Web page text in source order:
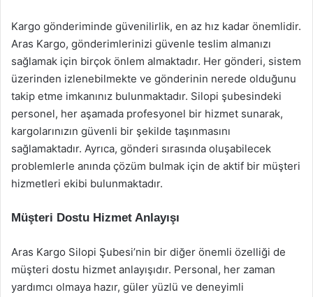
Kargo gönderiminde güvenilirlik, en az hız kadar önemlidir.
Aras Kargo, gönderimlerinizi güvenle teslim almanızı
sağlamak için birçok önlem almaktadır. Her gönderi, sistem
üzerinden izlenebilmekte ve gönderinin nerede olduğunu
takip etme imkanınız bulunmaktadır. Silopi şubesindeki
personel, her aşamada profesyonel bir hizmet sunarak,
kargolarınızın güvenli bir şekilde taşınmasını
sağlamaktadır. Ayrıca, gönderi sırasında oluşabilecek
problemlerle anında çözüm bulmak için de aktif bir müşteri
hizmetleri ekibi bulunmaktadır.
Müşteri Dostu Hizmet Anlayışı
Aras Kargo Silopi Şubesi’nin bir diğer önemli özelliği de
müşteri dostu hizmet anlayışıdır. Personal, her zaman
yardımcı olmaya hazır, güler yüzlü ve deneyimli